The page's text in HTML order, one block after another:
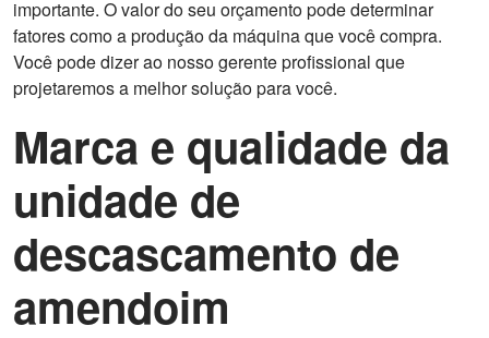
importante. O valor do seu orçamento pode determinar
fatores como a produção da máquina que você compra.
Você pode dizer ao nosso gerente profissional que
projetaremos a melhor solução para você.
Marca e qualidade da
unidade de
descascamento de
amendoim